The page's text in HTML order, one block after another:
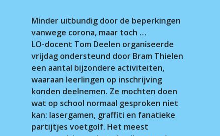
Minder uitbundig door de beperkingen
vanwege corona, maar toch …
LO-docent Tom Deelen organiseerde
vrijdag ondersteund door Bram Thielen
een aantal bijzondere activiteiten,
waaraan leerlingen op inschrijving
konden deelnemen. Ze mochten doen
wat op school normaal gesproken niet
kan: lasergamen, graffiti en fanatieke
partijtjes voetgolf. Het meest